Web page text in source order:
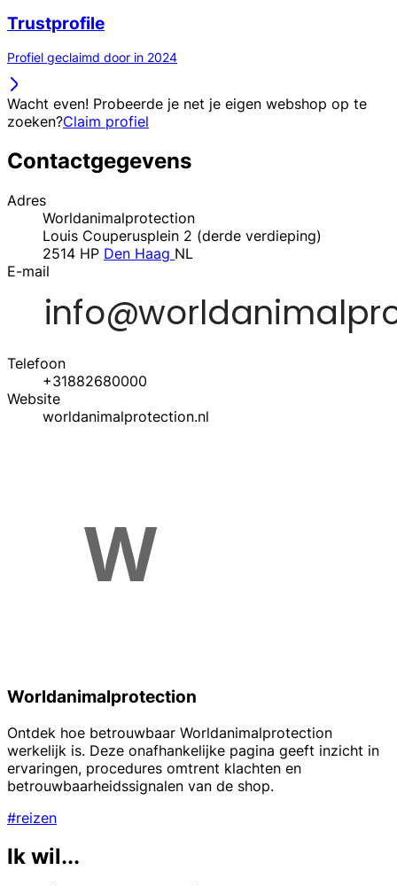
Trustprofile
Profiel geclaimd door in 2024
Wacht even! Probeerde je net je eigen webshop op te
zoeken?Claim profiel
Contactgegevens
Adres
Worldanimalprotection
Louis Couperusplein 2 (derde verdieping)
2514 HP Den Haag NL
E-mail
Telefoon
+31882680000
Website
worldanimalprotection.nl
Worldanimalprotection
Ontdek hoe betrouwbaar Worldanimalprotection
werkelijk is. Deze onafhankelijke pagina geeft inzicht in
ervaringen, procedures omtrent klachten en
betrouwbaarheidssignalen van de shop.
#reizen
Ik wil...